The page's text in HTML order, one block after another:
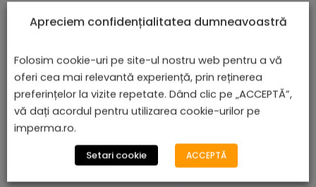
Cădiță De Duș Serena, Alb, Cu Sifon Inclus
De la 996,47 lei
Apreciem confidențialitatea dumneavoastră
Folosim cookie-uri pe site-ul nostru web pentru a vă
oferi cea mai relevantă experiență, prin reținerea
preferințelor la vizite repetate. Dând clic pe „ACCEPTĂ”,
vă dați acordul pentru utilizarea cookie-urilor pe
imperma.ro.
Setari cookie ACCEPTĂ